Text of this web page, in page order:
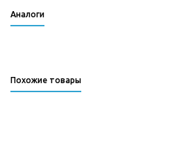
Аналоги
Похожие товары